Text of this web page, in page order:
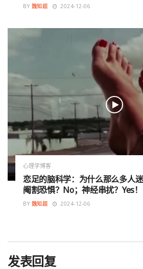
BY 魏知超 2024-12-06
心理学博客
恋足的脑科学：为什么那么多人
阉割恐惧？No；神经串扰？Yes！
BY 魏知超 2024-12-06
发表回复